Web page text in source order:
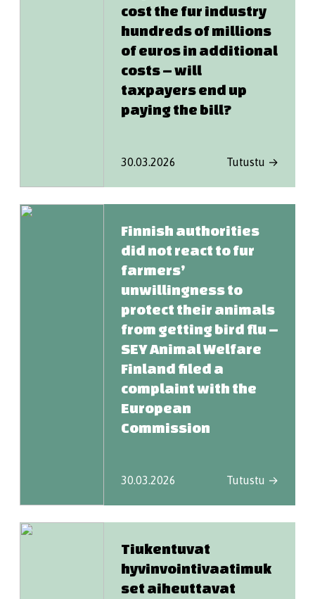
cost the fur industry
hundreds of millions
of euros in additional
costs – will
taxpayers end up
paying the bill?
30.03.2026 Tutustu →
Finnish authorities
did not react to fur
farmers’
unwillingness to
protect their animals
from getting bird flu –
SEY Animal Welfare
Finland filed a
complaint with the
European
Commission
30.03.2026 Tutustu →
Tiukentuvat
hyvinvointivaatimuk
set aiheuttavat